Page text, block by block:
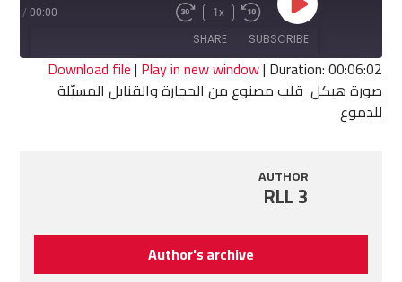
Play
Episode
Rewind
10
Seconds
1x
Fast
seconds
00:00
/
SUBSCRIBE
SHARE
RSS FEED
SHARE
Download file| Play in new window| Duration: 00:06:02
صورة هيكل قلب مصنوع من الحجارة والقنابل المسيّلة
للدموع
AUTHOR
RLL 3
Author's archive